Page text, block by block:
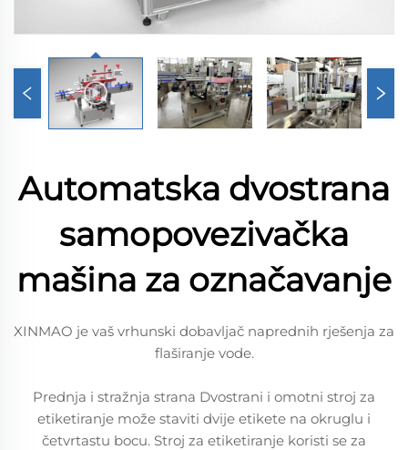
Automatska dvostrana
samopovezivačka
mašina za označavanje
XINMAO je vaš vrhunski dobavljač naprednih rješenja za
flaširanje vode.
Prednja i stražnja strana Dvostrani i omotni stroj za
etiketiranje može staviti dvije etikete na okruglu i
četvrtastu bocu. Stroj za etiketiranje koristi se za